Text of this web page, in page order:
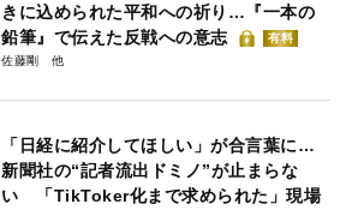
きに込められた平和への祈り…『一本の
鉛筆』で伝えた反戦への意志
有料
佐藤剛
「日経に紹介してほしい」が合言葉に…
新聞社の“記者流出ドミノ”が止まらな
い 「TikToker化まで求められた」現場